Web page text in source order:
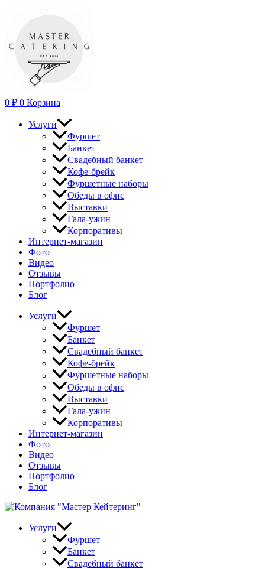
содержимому
0 ₽ 0 Корзина
Услуги
Фуршет
Банкет
Свадебный банкет
Кофе-брейк
Фуршетные наборы
Обеды в офис
Выставки
Гала-ужин
Корпоративы
Интернет-магазин
Фото
Видео
Отзывы
Портфолио
Блог
Услуги
Фуршет
Банкет
Свадебный банкет
Кофе-брейк
Фуршетные наборы
Обеды в офис
Выставки
Гала-ужин
Корпоративы
Интернет-магазин
Фото
Видео
Отзывы
Портфолио
Блог
Услуги
Фуршет
Банкет
Свадебный банкет